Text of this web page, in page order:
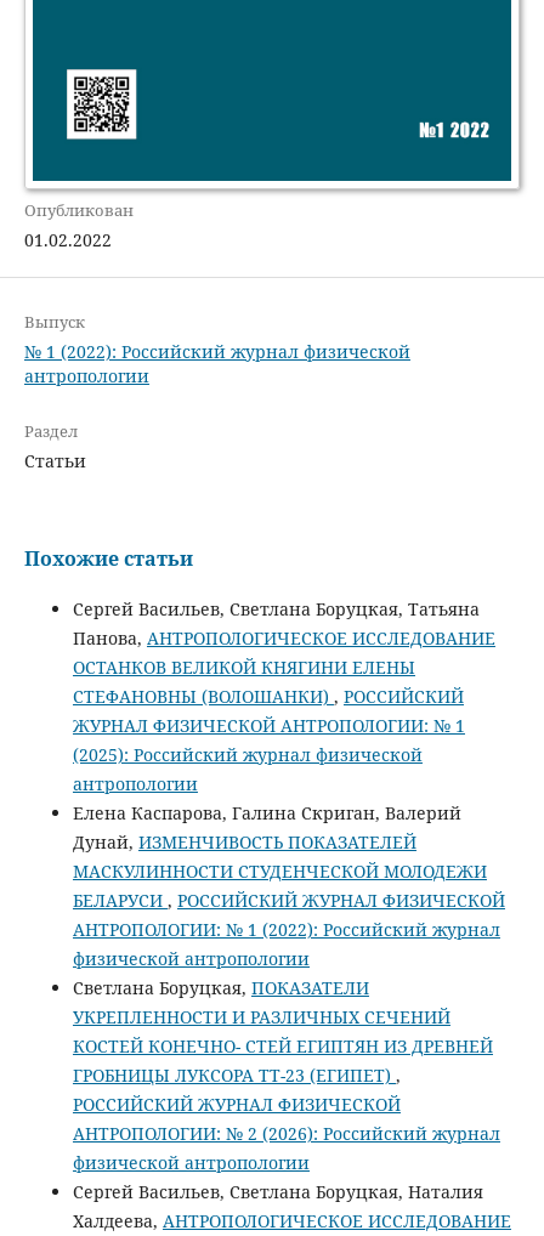
Опубликован
01.02.2022
Выпуск
№ 1 (2022): Российский журнал физической
антропологии
Раздел
Статьи
Похожие статьи
Сергей Васильев, Светлана Боруцкая, Татьяна
Панова, АНТРОПОЛОГИЧЕСКОЕ ИССЛЕДОВАНИЕ
ОСТАНКОВ ВЕЛИКОЙ КНЯГИНИ ЕЛЕНЫ
СТЕФАНОВНЫ (ВОЛОШАНКИ) , РОССИЙСКИЙ
ЖУРНАЛ ФИЗИЧЕСКОЙ АНТРОПОЛОГИИ: № 1
(2025): Российский журнал физической
антропологии
Елена Каспарова, Галина Скриган, Валерий
Дунай, ИЗМЕНЧИВОСТЬ ПОКАЗАТЕЛЕЙ
МАСКУЛИННОСТИ СТУДЕНЧЕСКОЙ МОЛОДЕЖИ
БЕЛАРУСИ , РОССИЙСКИЙ ЖУРНАЛ ФИЗИЧЕСКОЙ
АНТРОПОЛОГИИ: № 1 (2022): Российский журнал
физической антропологии
Светлана Боруцкая, ПОКАЗАТЕЛИ
УКРЕПЛЕННОСТИ И РАЗЛИЧНЫХ СЕЧЕНИЙ
КОСТЕЙ КОНЕЧНО- СТЕЙ ЕГИПТЯН ИЗ ДРЕВНЕЙ
ГРОБНИЦЫ ЛУКСОРА ТТ-23 (ЕГИПЕТ) ,
РОССИЙСКИЙ ЖУРНАЛ ФИЗИЧЕСКОЙ
АНТРОПОЛОГИИ: № 2 (2026): Российский журнал
физической антропологии
Сергей Васильев, Светлана Боруцкая, Наталия
Халдеева, АНТРОПОЛОГИЧЕСКОЕ ИССЛЕДОВАНИЕ